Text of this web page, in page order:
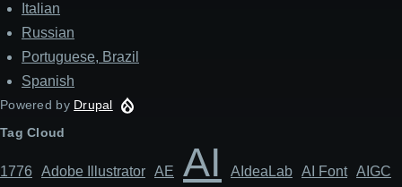
Italian
Russian
Portuguese, Brazil
Spanish
Powered by Drupal
Tag Cloud
1776 Adob​​e Illustrator AE AI AIdeaLab AI Font AIGC